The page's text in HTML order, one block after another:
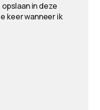
in deze
keer wanneer ik